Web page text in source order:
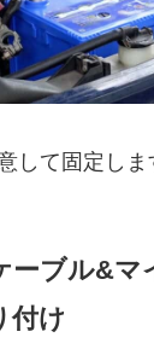
して固定しま
ーブル&マ
付け